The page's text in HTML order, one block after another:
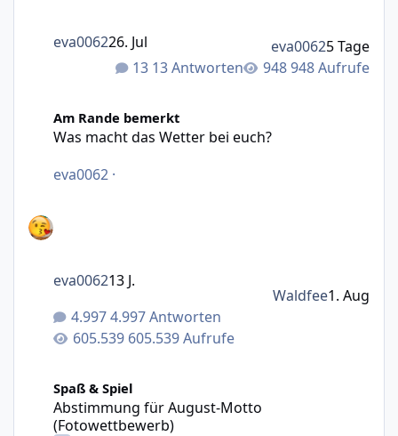
13 Antworten 948 Aufrufe
eva006226. Jul eva00625 Tage
Am Rande bemerkt
Was macht das Wetter bei euch?
eva0062 ·
4.997 Antworten
605.539 Aufrufe
eva006213 J.
Waldfee1. Aug
Spaß & Spiel
Abstimmung für August-Motto
(Fotowettbewerb)